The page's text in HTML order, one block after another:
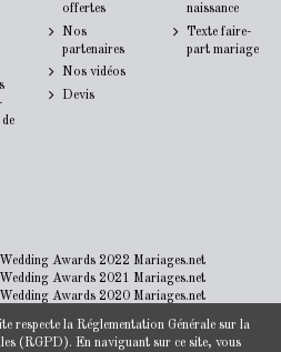
offertes
Nos
partenaires
Nos vidéos
Devis
naissance
Texte faire-
part mariage
respecte la Réglementation Générale sur la
(RGPD). En naviguant sur ce site, vous